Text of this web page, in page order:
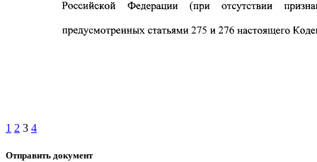
1 2 3 4
Отправить документ